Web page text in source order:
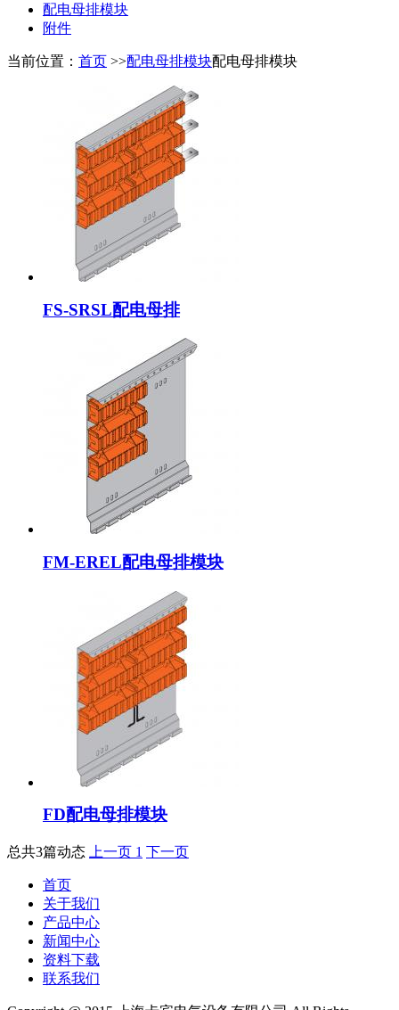
配电母排模块
附件
当前位置： 首页 >>配电母排模块配电母排模块
FS-SRSL配电母排
FM-EREL配电母排模块
FD配电母排模块
总共3篇动态 上一页 1 下一页
首页
关于我们
产品中心
新闻中心
资料下载
联系我们